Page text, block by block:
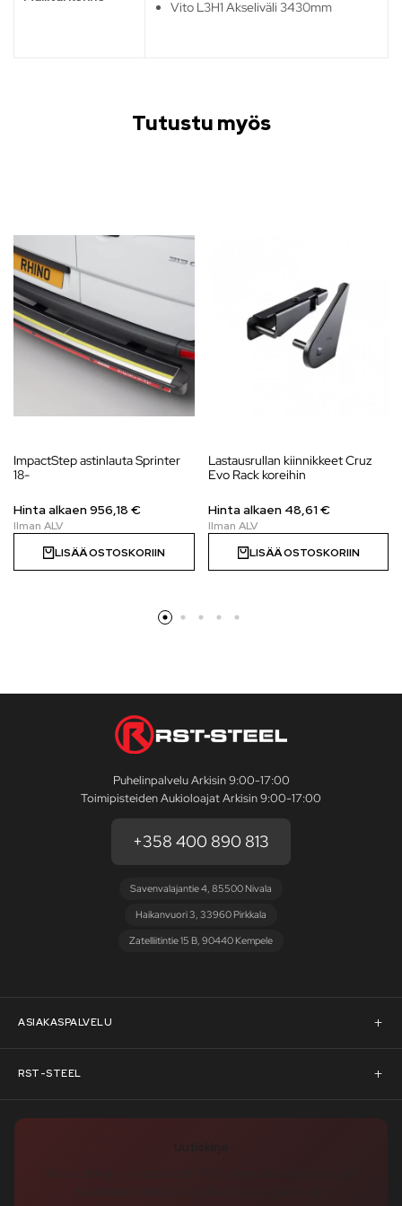
Vito L3H1 Akseliväli 3430mm
Tutustu myös
ImpactStep astinlauta Sprinter
18-
Hinta alkaen956,18 €
LISÄÄ OSTOSKORIIN
Lastausrullan kiinnikkeet Cruz
Evo Rack koreihin
Hinta alkaen 48,61 €
LISÄÄ OSTOSKORIIN
Puhelinpalvelu Arkisin 9:00-17:00
Toimipisteiden Aukioloajat Arkisin 9:00-17:00
+358 400 890 813
Savenvalajantie 4, 85500 Nivala
Haikanvuori 3, 33960 Pirkkala
Zatelliitintie 15 B, 90440 Kempele
ASIAKASPALVELU
Asiakaspalvelu
Pyydä tarjous
RST-STEEL
RST-Steelin tarina
Uutiskirje